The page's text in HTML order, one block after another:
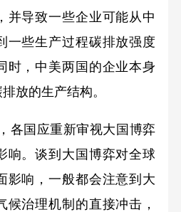
并导致一些企业可能从中
一些生产过程碳排放强度
时，中美两国的企业本身
放的生产结构。
各国应重新审视大国博弈
响。谈到大国博弈对全球
影响，一般都会注意到大
候治理机制的直接冲击，